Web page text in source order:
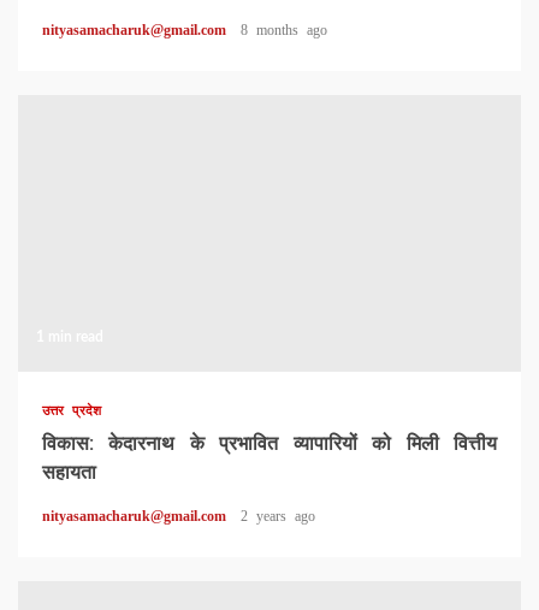
nityasamacharuk@gmail.com 8 months ago
उत्तर प्रदेश
विकास: केदारनाथ के प्रभावित व्यापारियों को मिली वित्तीय
सहायता
nityasamacharuk@gmail.com 2 years ago